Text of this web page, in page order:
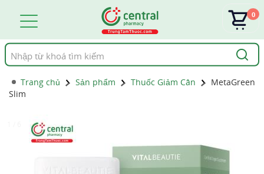
Tìm
kiếm
0
Trang chủ Sản phẩm Thuốc Giảm Cân
MetaGreen
Slim